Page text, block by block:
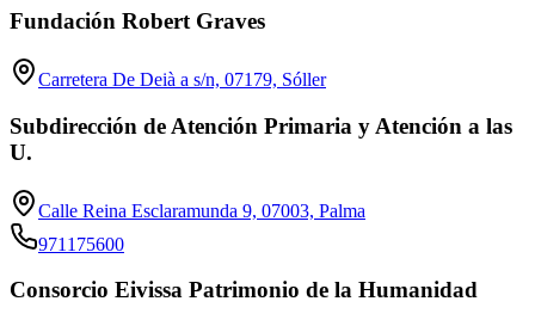
Fundación Robert Graves
Carretera De Deià a s/n, 07179, Sóller
Subdirección de Atención Primaria y Atención a las
U.
Calle Reina Esclaramunda 9, 07003, Palma
971175600
Consorcio Eivissa Patrimonio de la Humanidad